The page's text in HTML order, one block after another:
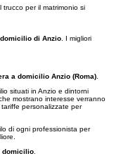
per il matrimonio si
di Anzio . I migliori
a domicilio Anzio (Roma)
situati in Anzio e dintorni
mostrano interesse verranno
personalizzate per
di ogni professionista per
domicilio